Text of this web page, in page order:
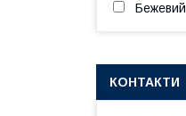
Бежевий
КОНТАКТИ